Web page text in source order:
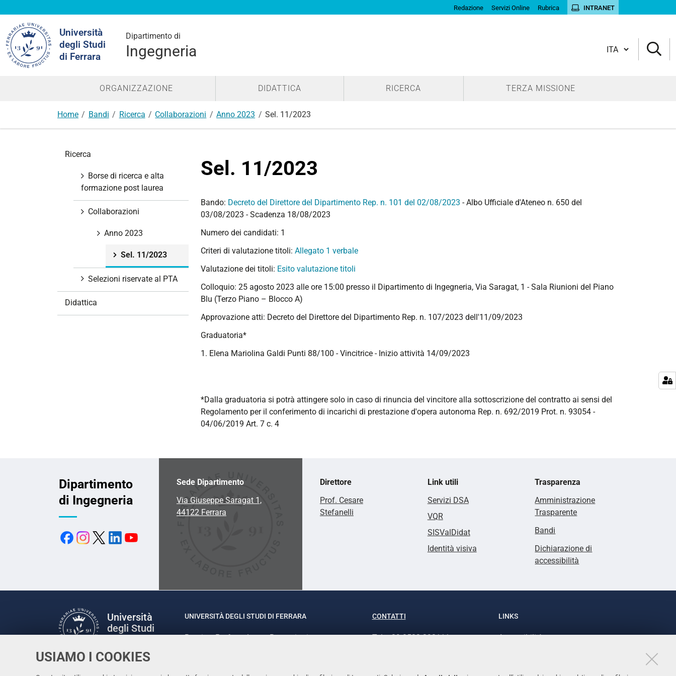
USIAMO I COOKIES
Redazione Servizi Online Rubrica INTRANET
Università
degli Studi
di Ferrara
Dipartimento di
Ingegneria
nel
sito
Cambia lingua
ORGANIZZAZIONE DIDATTICA RICERCA TERZA MISSIONE
Home Bandi Ricerca Collaborazioni Anno 2023 Sel. 11/2023
Sel. 11/2023
Bando: Decreto del Direttore del Dipartimento Rep. n. 101 del 02/08/2023 - Albo Ufficiale d'Ateneo n. 650 del
03/08/2023 - Scadenza 18/08/2023
Numero dei candidati: 1
Criteri di valutazione titoli: Allegato 1 verbale
Valutazione dei titoli: Esito valutazione titoli
Colloquio: 25 agosto 2023 alle ore 15:00 presso il Dipartimento di Ingegneria, Via Saragat, 1 - Sala Riunioni del Piano
Blu (Terzo Piano – Blocco A)
Approvazione atti: Decreto del Direttore del Dipartimento Rep. n. 107/2023 dell'11/09/2023
Graduatoria*
1. Elena Mariolina Galdi Punti 88/100 - Vincitrice - Inizio attività 14/09/2023
*Dalla graduatoria si potrà attingere solo in caso di rinuncia del vincitore alla sottoscrizione del contratto ai sensi del
Regolamento per il conferimento di incarichi di prestazione d'opera autonoma Rep. n. 692/2019 Prot. n. 93054 -
04/06/2019 Art. 7 c. 4
Ricerca
Borse di ricerca e alta
formazione post laurea
Collaborazioni
Anno 2023
Sel. 11/2023
Selezioni riservate al PTA
Didattica
Dipartimento
di Ingegneria
Sede Dipartimento
Via Giuseppe Saragat 1,
44122 Ferrara
Direttore
Prof. Cesare
Stefanelli
Link utili
Servizi DSA
VQR
SISValDidat
Identità visiva
Trasparenza
Amministrazione
Trasparente
Bandi
Dichiarazione di
accessibilità
Università
degli Studi
UNIVERSITÀ DEGLI STUDI DI FERRARA
Rettrice: Prof.ssa Laura Ramaciotti
CONTATTI
Tel. +39 0532 293111
LINKS
Accessibilità